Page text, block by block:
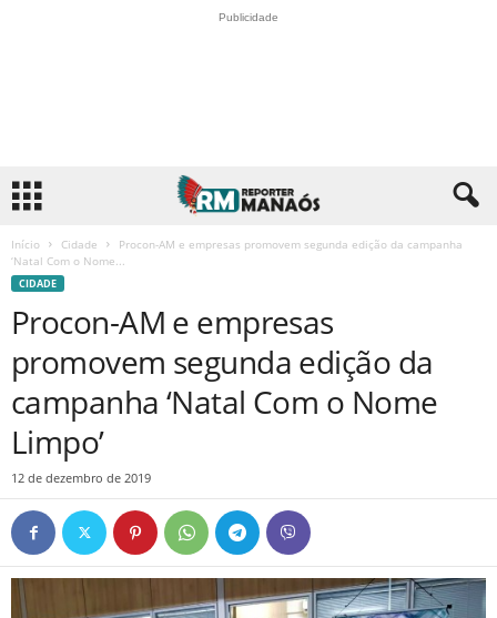
Publicidade
Início Cidade
Procon-AM e empresas promovem segunda edição da campanha
‘Natal Com o Nome...
CIDADE
Procon-AM e empresas
promovem segunda edição da
campanha ‘Natal Com o Nome
Limpo’
12 de dezembro de 2019